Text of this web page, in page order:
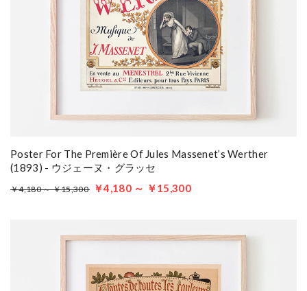
Poster For The Première Of Jules Massenet’s Werther
(1893) - ウジェーヌ・グラッセ
￥4,180 ～ ￥15,300 ￥4,180 ～ ￥15,300